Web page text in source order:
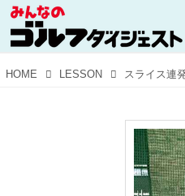
HOME LESSON